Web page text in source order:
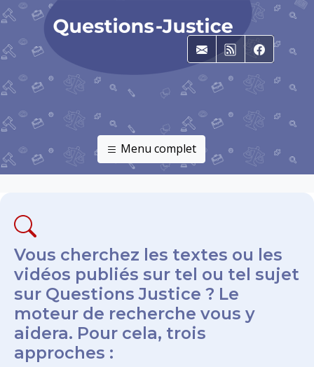
E-mailRSS
Menu complet
Vous cherchez les textes ou les
vidéos publiés sur tel ou tel sujet
sur Questions Justice ? Le
moteur de recherche vous y
aidera. Pour cela, trois
approches :